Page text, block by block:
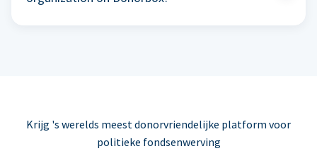
Krijg 's werelds meest donorvriendelijke platform voor
politieke fondsenwerving